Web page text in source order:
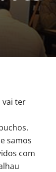
vai ter
samos
com